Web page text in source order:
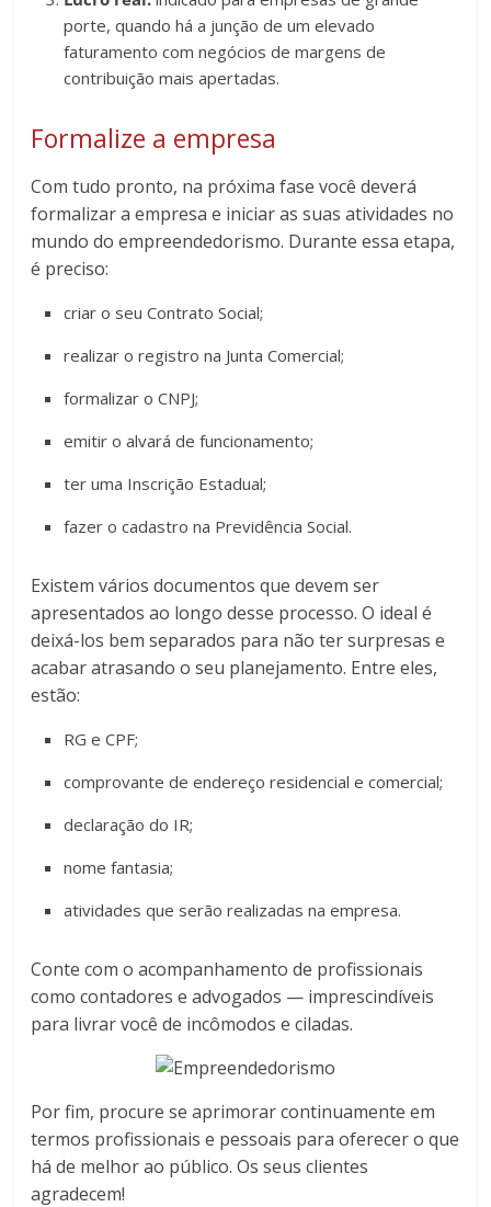
porte, quando há a junção de um elevado
faturamento com negócios de margens de
contribuição mais apertadas.
Formalize a empresa
Com tudo pronto, na próxima fase você deverá
formalizar a empresa e iniciar as suas atividades no
mundo do empreendedorismo. Durante essa etapa,
é preciso:
criar o seu Contrato Social;
realizar o registro na Junta Comercial;
formalizar o CNPJ;
emitir o alvará de funcionamento;
ter uma Inscrição Estadual;
fazer o cadastro na Previdência Social.
Existem vários documentos que devem ser
apresentados ao longo desse processo. O ideal é
deixá-los bem separados para não ter surpresas e
acabar atrasando o seu planejamento. Entre eles,
estão:
RG e CPF;
comprovante de endereço residencial e comercial;
declaração do IR;
nome fantasia;
atividades que serão realizadas na empresa.
Conte com o acompanhamento de profissionais
como contadores e advogados — imprescindíveis
para livrar você de incômodos e ciladas.
Por fim, procure se aprimorar continuamente em
termos profissionais e pessoais para oferecer o que
há de melhor ao público. Os seus clientes
agradecem!